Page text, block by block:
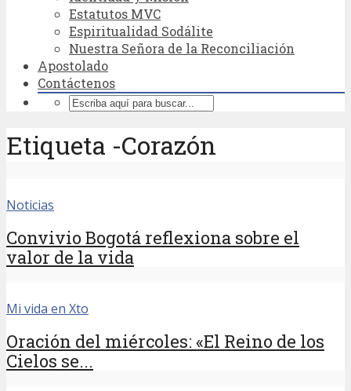
Estatutos MVC
Espiritualidad Sodálite
Nuestra Señora de la Reconciliación
Apostolado
Contáctenos
Etiqueta -Corazón
Noticias
Convivio Bogotá reflexiona sobre el
valor de la vida
Mi vida en Xto
Oración del miércoles: «El Reino de los
Cielos se...